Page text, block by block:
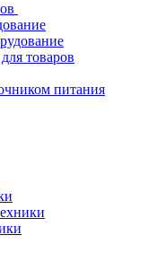
товаров
питания